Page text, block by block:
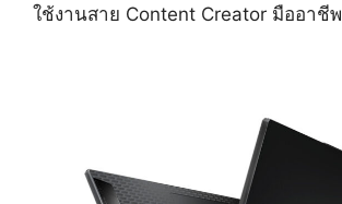
ใช้งานสาย Content Creator มืออาชีพ